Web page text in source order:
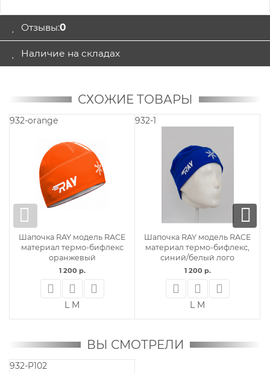
Отзывы:0
Наличие на складах
СХОЖИЕ ТОВАРЫ
RACE
938-P211
Шапка Охотника RAY (UNI)
флис 240г, камуфляж
L (58 см)
Шапочка RAY 6-ти
облегченная,
белый лого
ВЫ СМОТРЕЛИ
932-P102